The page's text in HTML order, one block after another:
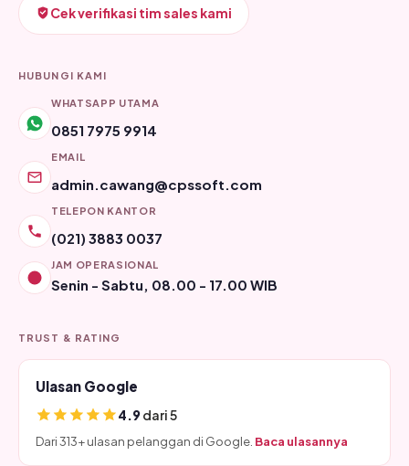
Cek verifikasi tim sales kami
HUBUNGI KAMI
WHATSAPP UTAMA
0851 7975 9914
EMAIL
admin.cawang@cpssoft.com
TELEPON KANTOR
(021) 3883 0037
JAM OPERASIONAL
Senin - Sabtu, 08.00 - 17.00 WIB
TRUST & RATING
Ulasan Google
4.9dari 5
Dari 313+ ulasan pelanggan di Google. Baca ulasannya